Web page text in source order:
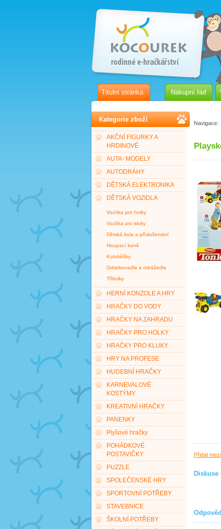
Titulní stránka Nákupní řád
Kategorie zboží
AKČNÍ FIGURKY A
HRDINOVÉ
AUTA- MODELY
AUTODRÁHY
DĚTSKÁ ELEKTRONIKA
DĚTSKÁ VOZIDLA
Vozítka pro holky
Vozítka pro kluky
Dětská kola a příslušenství
Houpací koně
Koloběžky
Odstrkovadla a odrážedla
Tříkolky
HERNÍ KONZOLE A HRY
HRAČKY DO VODY
HRAČKY NA ZAHRADU
HRAČKY PRO HOLKY
HRAČKY PRO KLUKY
HRY NA PROFESE
HUDEBNÍ HRAČKY
KARNEVALOVÉ
KOSTÝMY
KREATIVNÍ HRAČKY
PANENKY
Plyšové hračky
POHÁDKOVÉ
POSTAVIČKY
PUZZLE
SPOLEČENSKÉ HRY
SPORTOVNÍ POTŘEBY
STAVEBNICE
ŠKOLNÍ POTŘEBY
Navigace:
Přidat